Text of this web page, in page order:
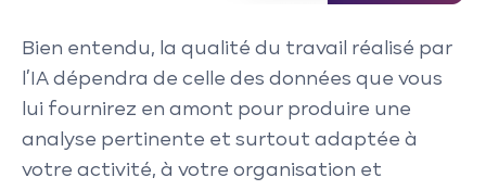
Bien entendu, la qualité du travail réalisé par
l’IA dépendra de celle des données que vous
lui fournirez en amont pour produire une
analyse pertinente et surtout adaptée à
votre activité, à votre organisation et